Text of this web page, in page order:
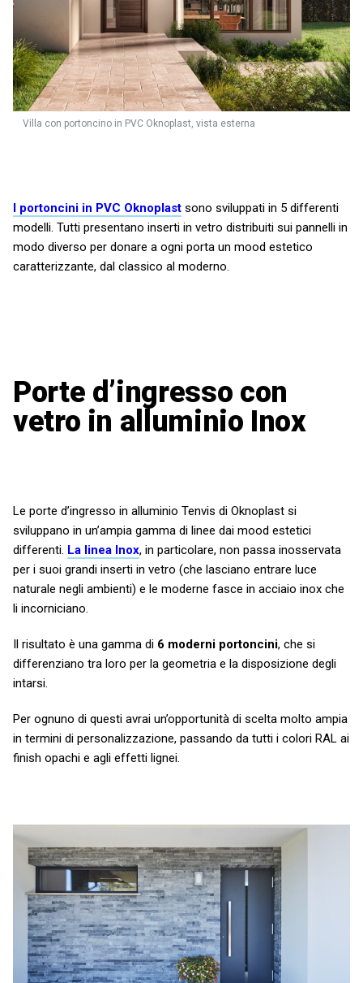
Villa con portoncino in PVC Oknoplast, vista esterna
I portoncini in PVC Oknoplast sono sviluppati in 5 differenti
modelli. Tutti presentano inserti in vetro distribuiti sui pannelli in
modo diverso per donare a ogni porta un mood estetico
caratterizzante, dal classico al moderno.
Porte d’ingresso con
vetro in alluminio Inox
Le porte d’ingresso in alluminio Tenvis di Oknoplast si
sviluppano in un’ampia gamma di linee dai mood estetici
differenti. La linea Inox, in particolare, non passa inosservata
per i suoi grandi inserti in vetro (che lasciano entrare luce
naturale negli ambienti) e le moderne fasce in acciaio inox che
li incorniciano.
Il risultato è una gamma di 6 moderni portoncini, che si
differenziano tra loro per la geometria e la disposizione degli
intarsi.
Per ognuno di questi avrai un’opportunità di scelta molto ampia
in termini di personalizzazione, passando da tutti i colori RAL ai
finish opachi e agli effetti lignei.